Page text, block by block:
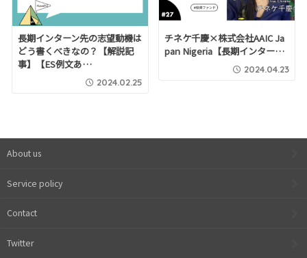
長期インターン先の志望動機は
どう書くべきなの？【解説記
事】【ES例文あ…
2024.02.25
チネケ千慶×株式会社AAIC Ja
pan Nigeria【長期インター…
2024.04.23
About us
Service policy
Contact
Twitter